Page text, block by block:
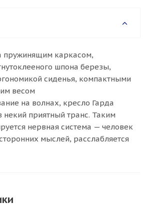
пружинящим каркасом,
шпона березы,
сиденья, компактными
весом
на волнах, кресло Гарда
некий приятный транс. Таким
нервная система — человек
мыслей, расслабляется